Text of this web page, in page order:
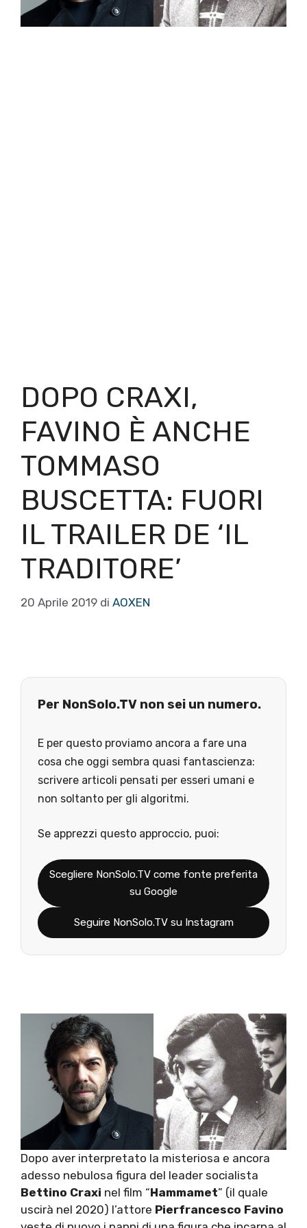
DOPO CRAXI,
FAVINO È ANCHE
TOMMASO
BUSCETTA: FUORI
IL TRAILER DE ‘IL
TRADITORE’
20 Aprile 2019 di AOXEN
Per NonSolo.TV non sei un numero.
E per questo proviamo ancora a fare una
cosa che oggi sembra quasi fantascienza:
scrivere articoli pensati per esseri umani e
non soltanto per gli algoritmi.
Se apprezzi questo approccio, puoi:
Scegliere NonSolo.TV come fonte preferita
su Google
Seguire NonSolo.TV su Instagram
Dopo aver interpretato la misteriosa e ancora
adesso nebulosa figura del leader socialista
Bettino Craxi nel film “Hammamet” (il quale
uscirà nel 2020) l’attore Pierfrancesco Favino